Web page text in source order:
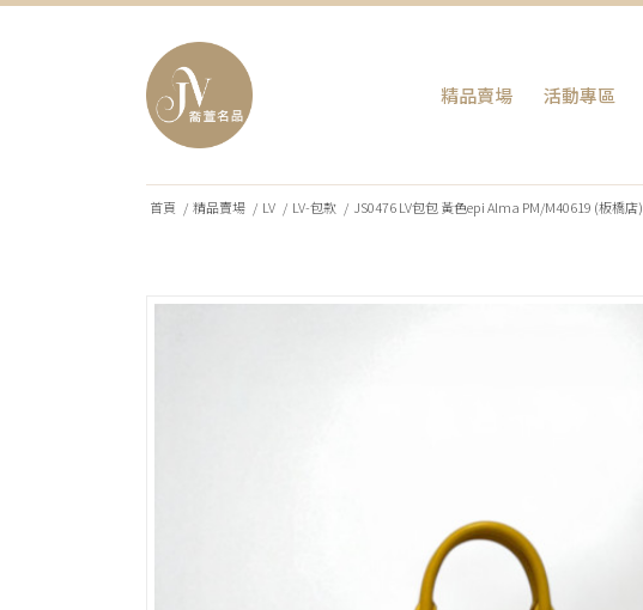
精品賣場 活動專區
首頁 / 精品賣場 / LV / LV-包款 / JS0476 LV包包 黃色epi Alma PM/M40619 (板橋店)